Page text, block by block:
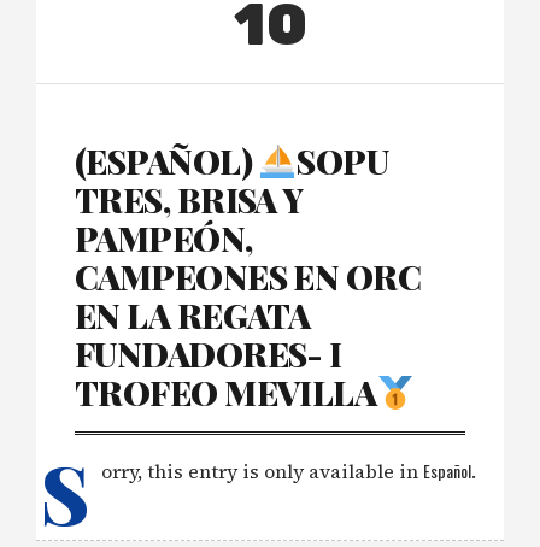
10
(ESPAÑOL)
SOPU
TRES, BRISA Y
PAMPEÓN,
CAMPEONES EN ORC
EN LA REGATA
FUNDADORES- I
TROFEO MEVILLA
S orry, this entry is only available in Español.